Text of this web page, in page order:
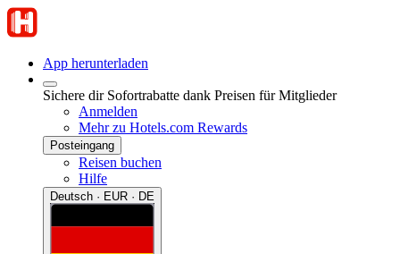
App herunterladen
Sichere dir Sofortrabatte dank Preisen für Mitglieder
Anmelden
Mehr zu Hotels.com Rewards
Posteingang
Reisen buchen
Hilfe
Deutsch · EUR · DE